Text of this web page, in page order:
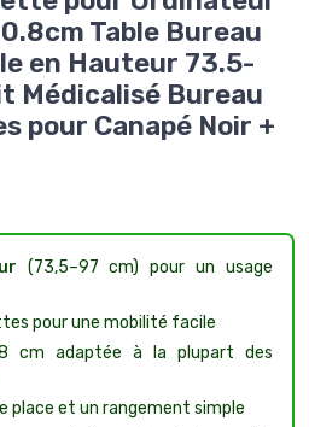
Table Bureau
en Hauteur 73.5-
Médicalisé Bureau
pour Canapé Noir +
(73,5–97 cm) pour un usage
pour une mobilité facile
cm adaptée à la plupart des
place et un rangement simple